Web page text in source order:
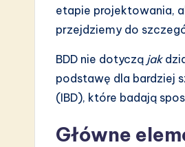
wetapie projektowania,
przejdziemy do
BDD nie dotyczą jak
podstawę dla bardziej
(IBD), które badają
Główne